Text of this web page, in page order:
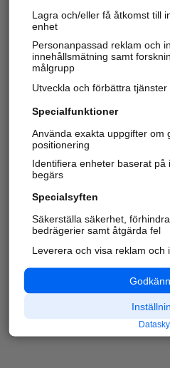
Lagra och/eller få åtkomst till
enhet
Personanpassad reklam och
innehållsmätning samt
målgrupp
Utveckla och förbättra tjänster
Specialfunktioner
Använda exakta uppgifter om
positionering
Identifiera enheter baserat på
begärs
Specialsyften
Säkerställa säkerhet,
bedrägerier samt åtgärda fel
Leverera och visa reklam och